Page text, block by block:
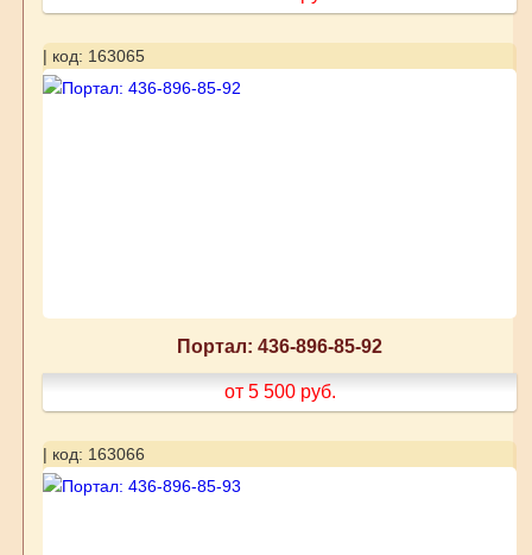
| код: 163065
Портал: 436-896-85-92
от 5 500 руб.
| код: 163066